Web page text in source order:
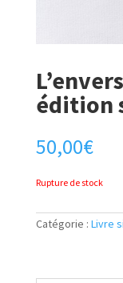
édition
50,00€
Rupture de stock
Catégorie : Livre